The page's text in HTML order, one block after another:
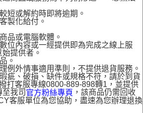
短或解約時即將逾期。
製化給付。
品或電腦軟體。
位內容或一經提供即為完成之線上服
提供者。
。
例外情事適用準則，不提供退貨服務。
疵、破損、缺件或規格不符，請於到貨
打客服專線0800-889-898轉1，並提供
我司 官方粉絲專頁 ，該商品仍需回收
客服單位為您協助，盡速為您辦理退換